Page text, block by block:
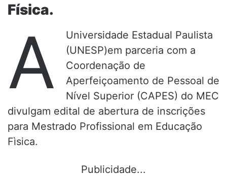
Física.
A
Universidade Estadual Paulista
(UNESP)em parceria com a
Coordenação de
Aperfeiçoamento de Pessoal de
Nível Superior (CAPES) do MEC
divulgam edital de abertura de inscrições
para Mestrado Profissional em Educação
Fìsica.
Publicidade...